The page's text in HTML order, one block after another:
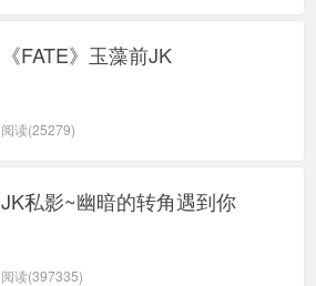
《FATE》玉藻前JK
阅读(25279)
JK私影~幽暗的转角遇到你
阅读(397335)